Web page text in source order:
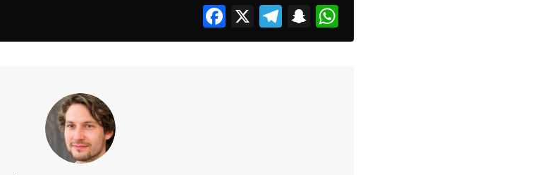
Facebook
X Telegram
Snapchat